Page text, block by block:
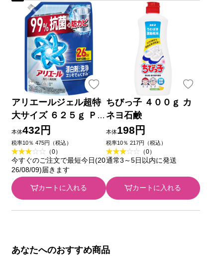
アリエールジェル超特
大サイズ ６２５ｇ Ｐ
＆Ｇジャパン
本体432円
税率10％ 475円（税込）
（0）
今すぐのご注文で最短今日(20
26/08/09)届きます
カートに入れる
ちびっ子 ４００ｇ カ
ネヨ石鹸
本体198円
税率10％ 217円（税込）
（0）
通常3～5日以内に発送
カートに入れる
あなたへのおすすめ商品